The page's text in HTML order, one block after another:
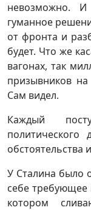
невозможно.
гуманное
от фронта и
будет. Что же
вагонах, так
призывников
Сам видел.
Каждый
политического
обстоятельства
У Сталина было
себе
котором